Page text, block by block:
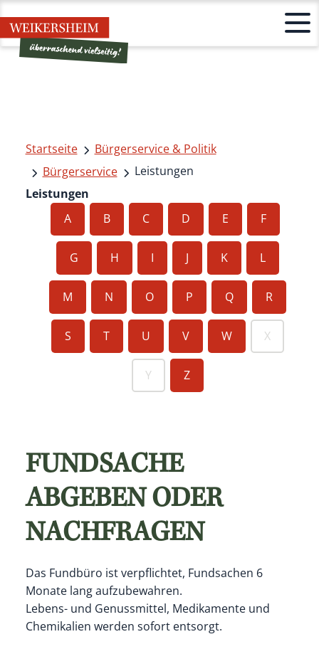
Startseite
Bürgerservice & Politik
Bürgerservice
Leistungen
Leistungen
A
B C D E F
G H I J K L
M N O P Q R
S T U V W X
Y Z
FUNDSACHE
ABGEBEN ODER
NACHFRAGEN
Das Fundbüro ist verpflichtet, Fundsachen 6
Monate lang aufzubewahren.
Lebens- und Genussmittel, Medikamente und
Chemikalien werden sofort entsorgt.